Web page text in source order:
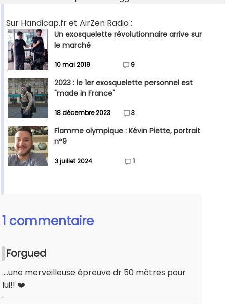
Sur Handicap.fr et AirZen Radio :
Un exosquelette révolutionnaire arrive sur
le marché
10 mai 2019 9
2023 : le 1er exosquelette personnel est
"made in France"
18 décembre 2023 3
Flamme olympique : Kévin Piette, portrait
n°9
3 juillet 2024 1
1 commentaire
Forgued
....une merveilleuse épreuve dr 50 mètres pour
lui!! ❤️